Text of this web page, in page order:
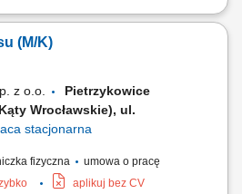
sprzętu elektrycznego.
(M/K)
z o.o.
Pietrzykowice
Wrocławskie), ul.
stacjonarna
fizyczna
umowa o pracę
aplikuj bez CV